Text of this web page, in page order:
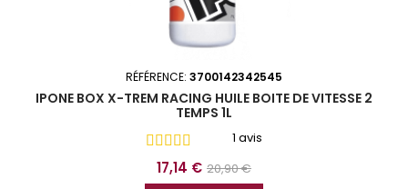
RÉFÉRENCE: 3700142342545
IPONE BOX X-TREM RACING HUILE BOITE DE VITESSE 2
TEMPS 1L
1 avis
Prix
17,14 € Prix
20,90 €